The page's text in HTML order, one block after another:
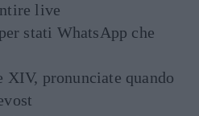
live
stati WhatsApp che
XIV, pronunciate quando